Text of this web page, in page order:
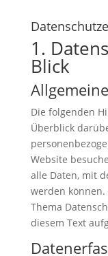
1.
Blick
Die folgenden
Überblick
Website
alle Daten, mit
werden
Thema
diesem Text